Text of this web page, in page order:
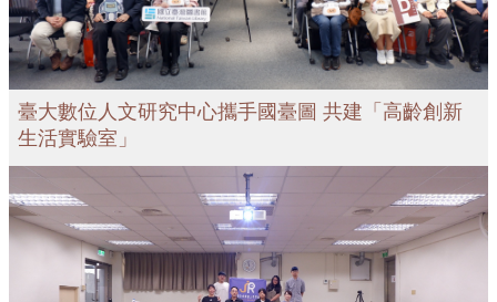
資
料
庫
工
具
單
位
臺大數位人文研究中心攜手國臺圖 共建「高齡創新
生活實驗室」